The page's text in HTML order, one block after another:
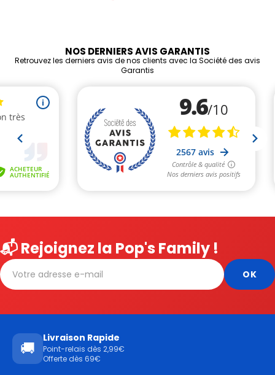
NOS DERNIERS AVIS GARANTIS
Retrouvez les derniers avis de nos clients avec la Société des avis
Garantis
📬 Rejoignez la Pop's Family !
🚚
Livraison Rapide
Point-relais dès 2,99€
Offerte dès 69€